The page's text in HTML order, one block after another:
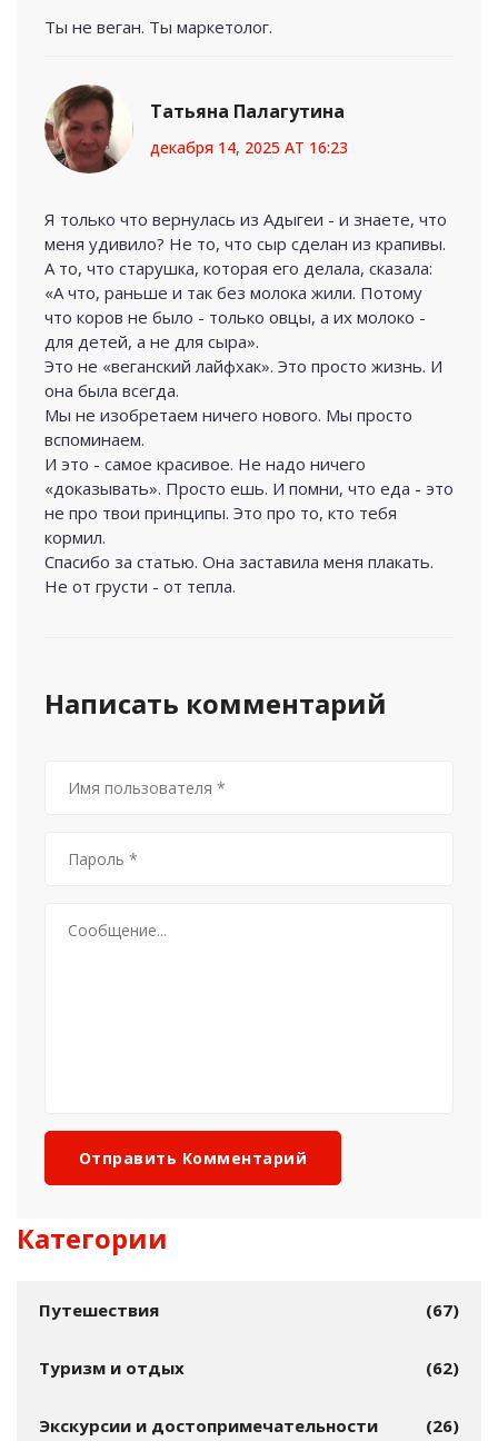
Ты не веган. Ты маркетолог.
Татьяна Палагутина
декабря 14, 2025 AT 16:23
Я только что вернулась из Адыгеи - и знаете, что
меня удивило? Не то, что сыр сделан из крапивы.
А то, что старушка, которая его делала, сказала:
«А что, раньше и так без молока жили. Потому
что коров не было - только овцы, а их молоко -
для детей, а не для сыра».
Это не «веганский лайфхак». Это просто жизнь. И
она была всегда.
Мы не изобретаем ничего нового. Мы просто
вспоминаем.
И это - самое красивое. Не надо ничего
«доказывать». Просто ешь. И помни, что еда - это
не про твои принципы. Это про то, кто тебя
кормил.
Спасибо за статью. Она заставила меня плакать.
Не от грусти - от тепла.
Написать комментарий
Отправить Комментарий
Категории
Путешествия (67)
Туризм и отдых (62)
Экскурсии и достопримечательности (26)